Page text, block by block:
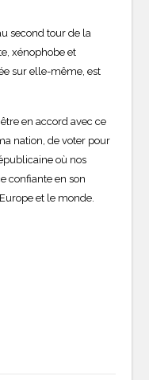
second tour de la
xénophobe et
sur elle-même, est
en accord avec ce
nation, de voter pour
où nos
confiante en son
et le monde.